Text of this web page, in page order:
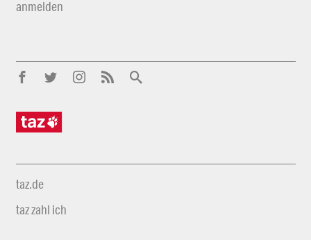
anmelden
taz.de
taz zahl ich